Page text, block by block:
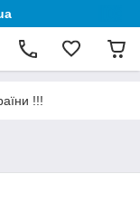
!!!